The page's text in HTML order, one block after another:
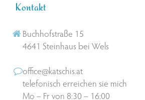
Kontakt
Buchhofstraße 15
4641 Steinhaus bei Wels
office@katschis.at
telefonisch erreichen sie mich
Mo – Fr von 8:30 – 16:00